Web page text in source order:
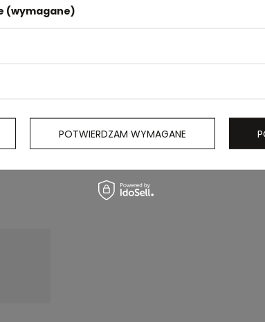
(wymagane)
POTWIERDZAM WYMAGANE